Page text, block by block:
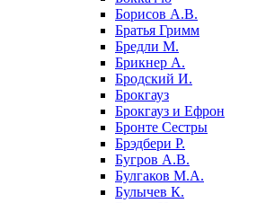
Борисов А.В.
Братья Гримм
Бредли М.
Брикнер А.
Бродский И.
Брокгауз
Брокгауз и Ефрон
Бронте Сестры
Брэдбери Р.
Бугров А.В.
Булгаков М.А.
Булычев К.